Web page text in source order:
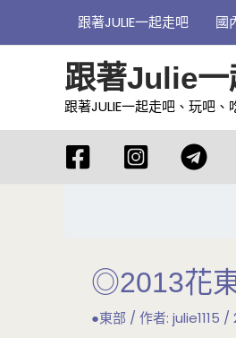
容
跟著JULIE一起走吧 國
跟著Julie一
跟著JULIE一起走吧、玩吧、
◎2013花
●東部 / 作者: julie1115 /